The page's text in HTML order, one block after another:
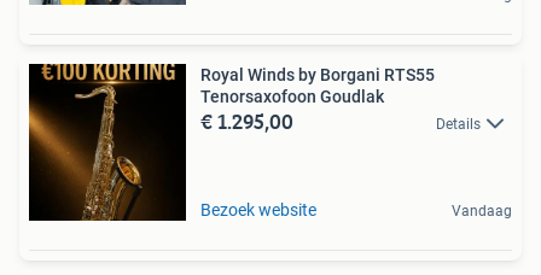
Royal Winds by Borgani RTS55
Tenorsaxofoon Goudlak
€ 1.295,00 Details
Bezoek website Vandaag